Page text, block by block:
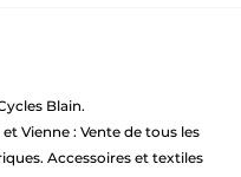
Blain.
Vienne : Vente de tous les
Accessoires et textiles